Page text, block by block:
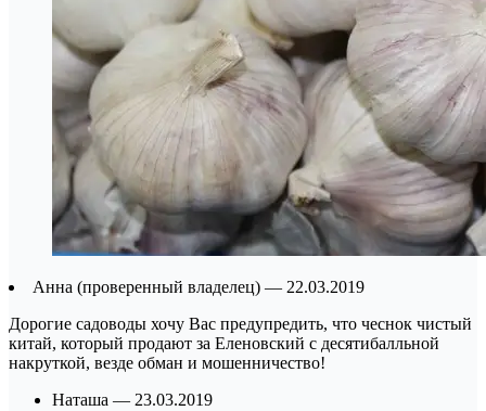
Анна (проверенный владелец) — 22.03.2019
Дорогие садоводы хочу Вас предупредить, что чеснок чистый
китай, который продают за Еленовский с десятибалльной
накруткой, везде обман и мошенничество!
Наташа — 23.03.2019